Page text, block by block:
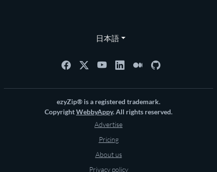
日本語
ezyZip® is a registered trademark.
CopyrightWebbyAppy. All rights reserved.
Advertise
Pricing
About us
Privacy policy